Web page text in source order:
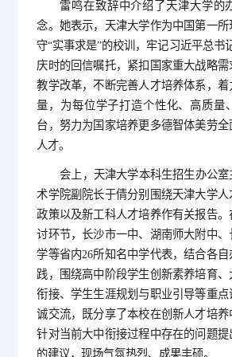
雷鸣在致辞中介绍了天津大学的
念。她表示，天津大学作为中国第一
守“实事求是”的校训，牢记习近平总书
庆时的回信嘱托，紧扣国家重大战略
教学改革，不断完善人才培养体系，
量，为每位学子打造个性化、高质量
台，努力为国家培养更多德智体美劳
人才。
会上，天津大学本科生招生办公
术学院副院长于倩分别围绕天津大学
政策以及新工科人才培养作有关报告
讨环节，长沙市一中、湖南师大附中
学等省内26所知名中学代表，结合各
践，围绕高中阶段学生创新素养培育
衔接、学生生涯规划与职业引导等重
诚交流，既分享了本校在创新人才培
针对当前大中衔接过程中存在的问题
的建议，现场气氛热烈、成果丰硕。